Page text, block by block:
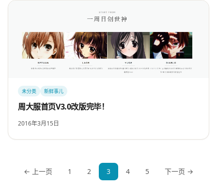
未分类 新鲜事儿
周大服首页V3.0改版完毕！
2016年3月15日
← 上一页 1 2 3 4 5 下一页 →